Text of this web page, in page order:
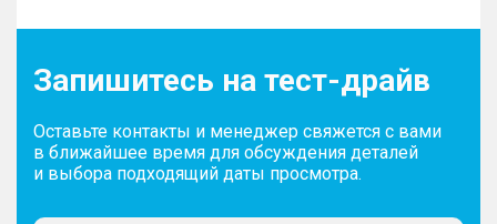
Запишитесь на тест-драйв
Оставьте контакты и менеджер свяжется с вами
в ближайшее время для обсуждения деталей
и выбора подходящий даты просмотра.